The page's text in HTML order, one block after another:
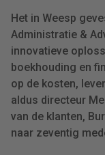
Het in Weesp
Administratie &
innovatieve
boekhouding en
op de kosten,
aldus directeur
van de klanten,
naar zeventig